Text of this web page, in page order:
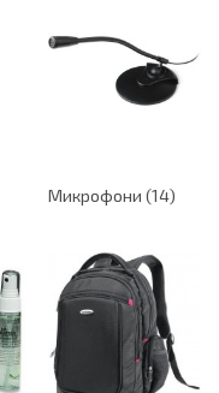
Микрофони (14)